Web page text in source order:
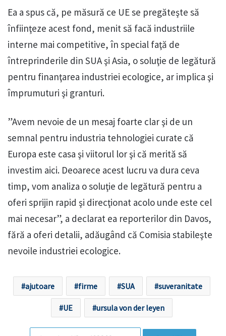
Ea a spus că, pe măsură ce UE se pregăteşte să
înfiinţeze acest fond, menit să facă industriile
interne mai competitive, în special faţă de
întreprinderile din SUA şi Asia, o soluţie de legătură
pentru finanţarea industriei ecologice, ar implica şi
împrumuturi şi granturi.
”Avem nevoie de un mesaj foarte clar şi de un
semnal pentru industria tehnologiei curate că
Europa este casa şi viitorul lor şi că merită să
investim aici. Deoarece acest lucru va dura ceva
timp, vom analiza o soluţie de legătură pentru a
oferi sprijin rapid şi direcţionat acolo unde este cel
mai necesar”, a declarat ea reporterilor din Davos,
fără a oferi detalii, adăugând că Comisia stabileşte
nevoile industriei ecologice.
ajutoare firme SUA suveranitate
UE ursula von der leyen